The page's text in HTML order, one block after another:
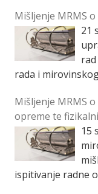
ili
Mišljenje MRMS
21
rada i
Mišljenje MRMS
opreme te
u radnom okolišu
15
ispitivanje radne